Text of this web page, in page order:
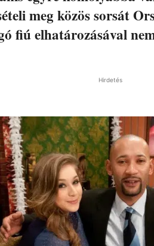
meg közös sorsát
fiú elhatározásával
Hirdetés